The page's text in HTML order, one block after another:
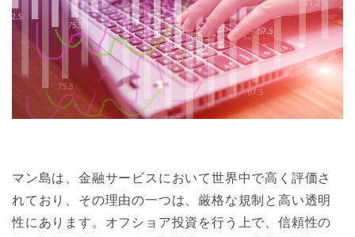
マン島は、金融サービスにおいて世界中で高く評価さ
れており、その理由の一つは、厳格な規制と高い透明
性にあります。オフショア投資を行う上で、信頼性の